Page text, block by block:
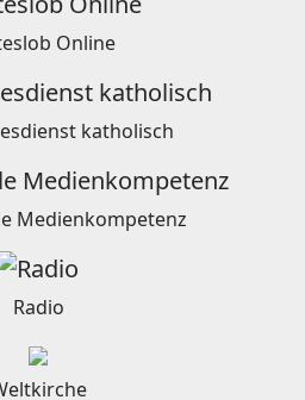
Online
katholisch
Medienkompetenz
Radio